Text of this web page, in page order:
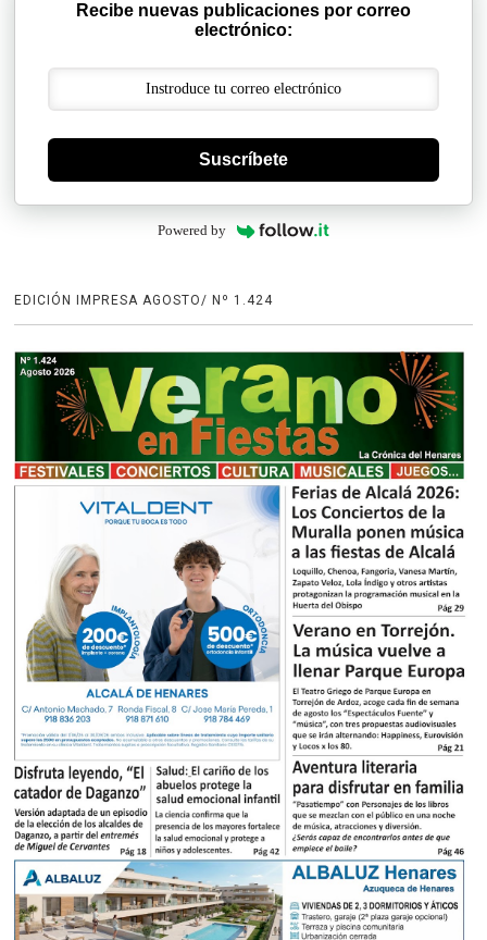
Recibe nuevas publicaciones por correo
electrónico:
Suscríbete
Powered by
EDICIÓN IMPRESA AGOSTO/ Nº 1.424